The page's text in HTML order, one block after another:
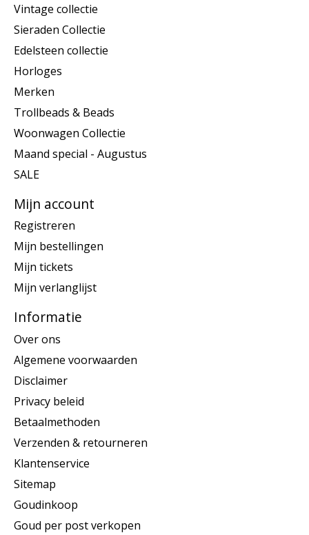
Vintage collectie
Sieraden Collectie
Edelsteen collectie
Horloges
Merken
Trollbeads & Beads
Woonwagen Collectie
Maand special - Augustus
SALE
Mijn account
Registreren
Mijn bestellingen
Mijn tickets
Mijn verlanglijst
Informatie
Over ons
Algemene voorwaarden
Disclaimer
Privacy beleid
Betaalmethoden
Verzenden & retourneren
Klantenservice
Sitemap
Goudinkoop
Goud per post verkopen